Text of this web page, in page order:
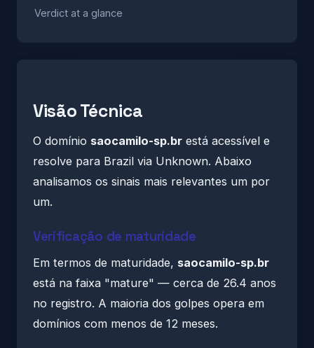
Verdict at a glance
Visão Técnica
O domínio saocamilo-sp.br está acessível e
resolve para Brazil via Unknown. Abaixo
analisamos os sinais mais relevantes um por
um.
Verificação de maturidade
Em termos de maturidade, saocamilo-sp.br
está na faixa "mature" — cerca de 26.4 anos
no registro. A maioria dos golpes opera em
domínios com menos de 12 meses.